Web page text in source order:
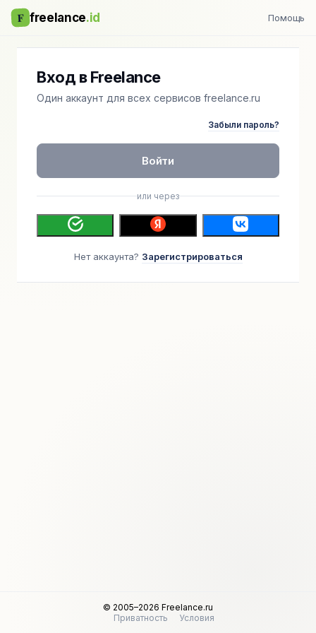
F freelance.id Помощь
Вход в Freelance
Один аккаунт для всех сервисов freelance.ru
Забыли пароль?
Войти
или через
Нет аккаунта? Зарегистрироваться
© 2005–2026 Freelance.ru
Приватность
Условия